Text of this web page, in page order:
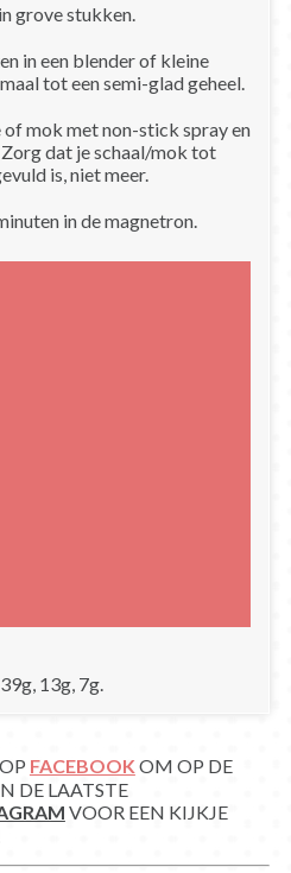
grove stukken.
in een blender of kleine
tot een semi-glad geheel.
of mok met non-stick spray en
dat je schaal/mok tot
is, niet meer.
in de magnetron.
13g, 7g.
FACEBOOK OM OP DE
DE LAATSTE
VOOR EEN KIJKJE